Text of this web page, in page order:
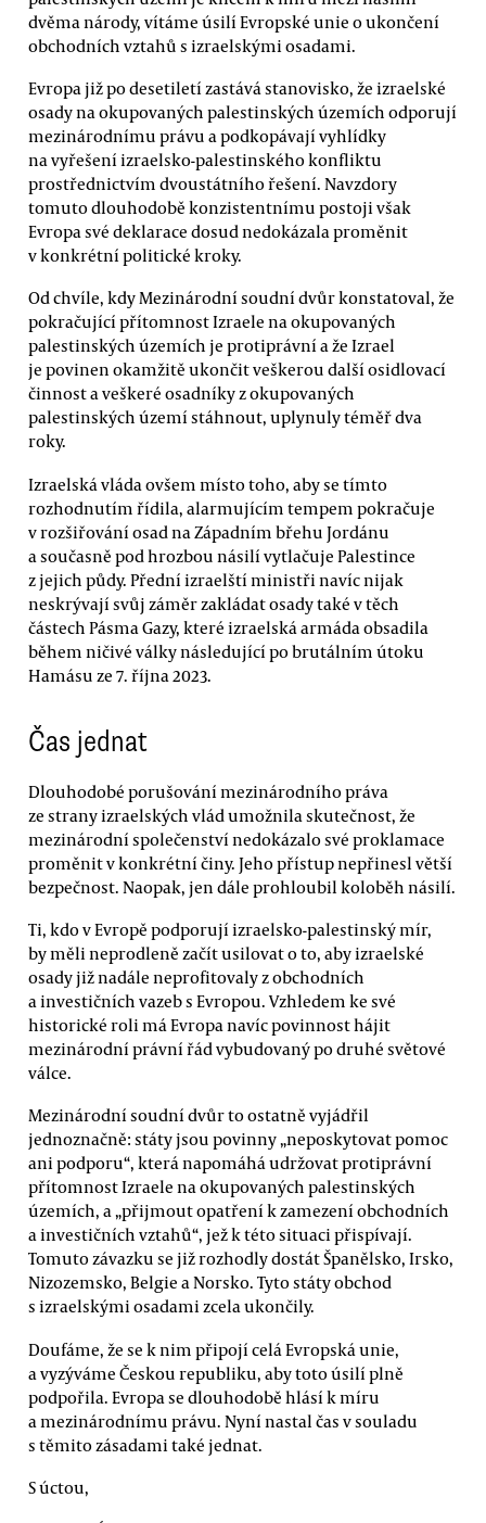
dvěma národy, vítáme úsilí Evropské unie o ukončení
obchodních vztahů s izraelskými osadami.
Evropa již po desetiletí zastává stanovisko, že izraelské
osady na okupovaných palestinských územích odporují
mezinárodnímu právu a podkopávají vyhlídky
na vyřešení izraelsko-palestinského konfliktu
prostřednictvím dvoustátního řešení. Navzdory
tomuto dlouhodobě konzistentnímu postoji však
Evropa své deklarace dosud nedokázala proměnit
v konkrétní politické kroky.
Od chvíle, kdy Mezinárodní soudní dvůr konstatoval, že
pokračující přítomnost Izraele na okupovaných
palestinských územích je protiprávní a že Izrael
je povinen okamžitě ukončit veškerou další osidlovací
činnost a veškeré osadníky z okupovaných
palestinských území stáhnout, uplynuly téměř dva
roky.
Izraelská vláda ovšem místo toho, aby se tímto
rozhodnutím řídila, alarmujícím tempem pokračuje
v rozšiřování osad na Západním břehu Jordánu
a současně pod hrozbou násilí vytlačuje Palestince
z jejich půdy. Přední izraelští ministři navíc nijak
neskrývají svůj záměr zakládat osady také v těch
částech Pásma Gazy, které izraelská armáda obsadila
během ničivé války následující po brutálním útoku
Hamásu ze 7. října 2023.
Čas jednat
Dlouhodobé porušování mezinárodního práva
ze strany izraelských vlád umožnila skutečnost, že
mezinárodní společenství nedokázalo své proklamace
proměnit v konkrétní činy. Jeho přístup nepřinesl větší
bezpečnost. Naopak, jen dále prohloubil koloběh násilí.
Ti, kdo v Evropě podporují izraelsko-palestinský mír,
by měli neprodleně začít usilovat o to, aby izraelské
osady již nadále neprofitovaly z obchodních
a investičních vazeb s Evropou. Vzhledem ke své
historické roli má Evropa navíc povinnost hájit
mezinárodní právní řád vybudovaný po druhé světové
válce.
Mezinárodní soudní dvůr to ostatně vyjádřil
jednoznačně: státy jsou povinny „neposkytovat pomoc
ani podporu“, která napomáhá udržovat protiprávní
přítomnost Izraele na okupovaných palestinských
územích, a „přijmout opatření k zamezení obchodních
a investičních vztahů“, jež k této situaci přispívají.
Tomuto závazku se již rozhodly dostát Španělsko, Irsko,
Nizozemsko, Belgie a Norsko. Tyto státy obchod
s izraelskými osadami zcela ukončily.
Doufáme, že se k nim připojí celá Evropská unie,
a vyzýváme Českou republiku, aby toto úsilí plně
podpořila. Evropa se dlouhodobě hlásí k míru
a mezinárodnímu právu. Nyní nastal čas v souladu
s těmito zásadami také jednat.
S úctou,